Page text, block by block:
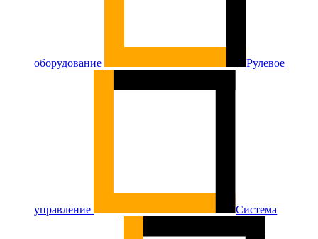
оборудование Рулевое
управление Система